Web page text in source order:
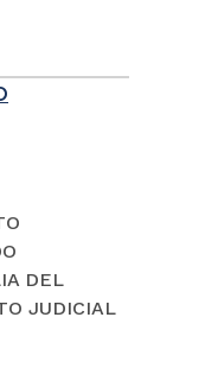
DEL
JUDICIAL